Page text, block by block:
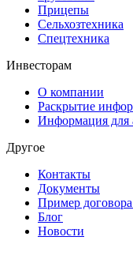
Прицепы
Сельхозтехника
Спецтехника
Инвесторам
О компании
Раскрытие
Информация для
Другое
Контакты
Документы
Пример
Блог
Новости